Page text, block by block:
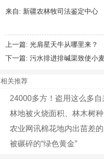
来自: 新疆农林牧司法鉴定中
上一篇: 光肩星天牛从哪里来？
下一篇: 污水排进排碱渠致使小
相关推荐
24000多方！盗用这么多
林地被火烧面积、林木树
农业网讯棉花地内出苗差
被碾碎的“绿色黄金”